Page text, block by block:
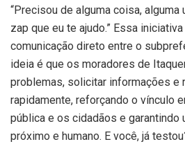
“Precisou de alguma coisa, alguma
zap que eu te ajudo.” Essa
comunicação direto entre o
ideia é que os moradores de
problemas, solicitar informações e
rapidamente, reforçando o vínculo
pública e os cidadãos e garantindo
próximo e humano. E você, já